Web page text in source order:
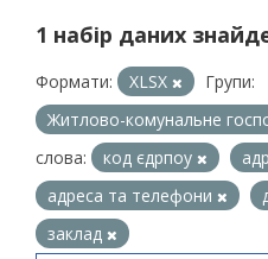
1 набір даних
Формати: XLSX
Групи:
Житлово-комунальне
слова:
код єдрпоу
адреса та телефони
заклад